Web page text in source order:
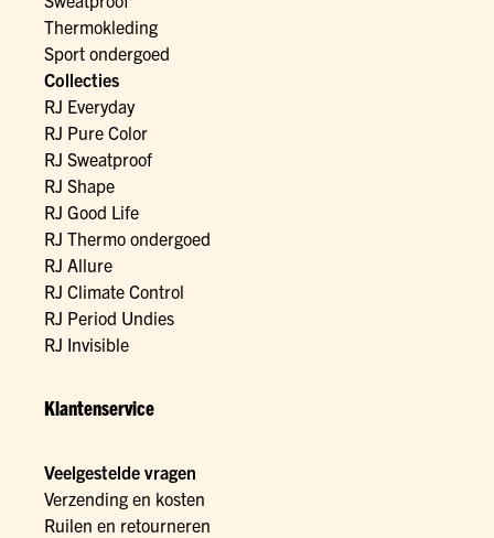
Thermokleding
Sport ondergoed
Collecties
RJ Everyday
RJ Pure Color
RJ Sweatproof
RJ Shape
RJ Good Life
RJ Thermo ondergoed
RJ Allure
RJ Climate Control
RJ Period Undies
RJ Invisible
Klantenservice
Veelgestelde vragen
Verzending en kosten
Ruilen en retourneren